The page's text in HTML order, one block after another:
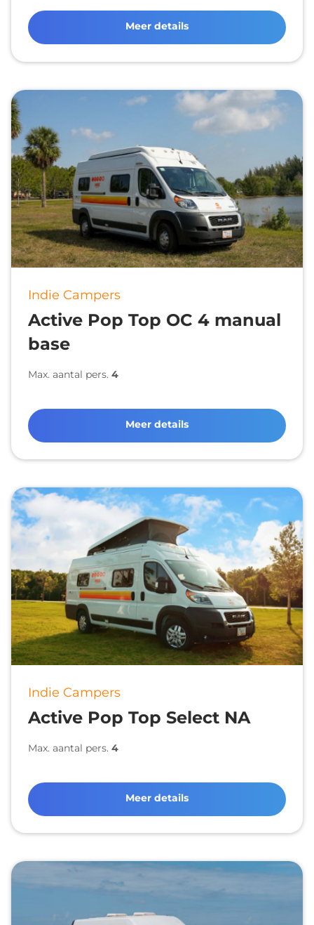
Meer details
Indie Campers
Active Pop Top OC 4 manual
base
Max. aantal pers. 4
Meer details
Indie Campers
Active Pop Top Select NA
Max. aantal pers. 4
Meer details